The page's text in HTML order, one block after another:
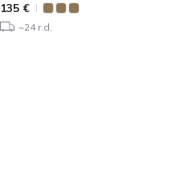
135 €
~24 r.d.